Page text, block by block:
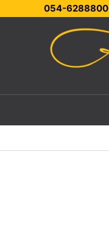
054-6288800